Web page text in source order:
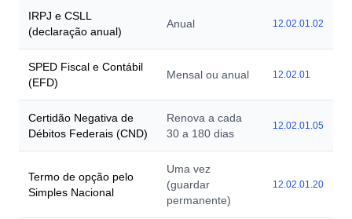
IRPJ e CSLL
(declaração anual)
Anual 12.02.01.02
SPED Fiscal e Contábil
(EFD)
Mensal ou anual 12.02.01
Certidão Negativa de
Débitos Federais (CND)
Renova a cada
30 a 180 dias
12.02.01.05
Termo de opção pelo
Simples Nacional
Uma vez
(guardar
permanente)
12.02.01.20